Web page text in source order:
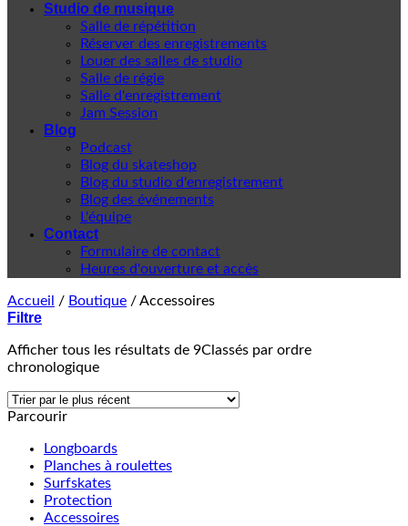
Studio de musique
Salle de répétition
Réserver des enregistrements
Louer des salles de studio
Salle de régie
Salle d'enregistrement
Jam Session
Blog
Podcast
Blog du skateshop
Blog du studio d'enregistrement
Blog des événements
L'équipe
Contact
Formulaire de contact
Heures d'ouverture et accès
Accueil / Boutique /Accessoires
Filtre
Afficher tous les résultats de 9Classés par ordre
chronologique
Parcourir
Longboards
Planches à roulettes
Surfskates
Protection
Accessoires